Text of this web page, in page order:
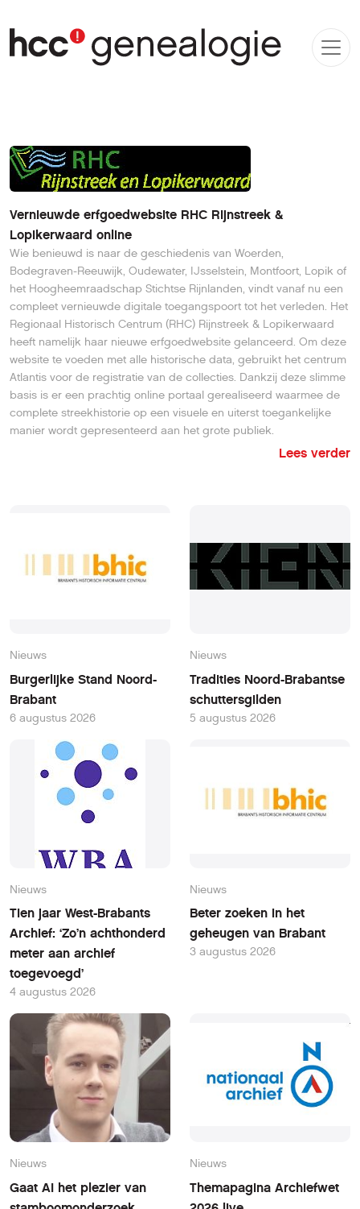
Vernieuwde erfgoedwebsite RHC Rijnstreek &
Lopikerwaard online
Wie benieuwd is naar de geschiedenis van Woerden,
Bodegraven-Reeuwijk, Oudewater, IJsselstein, Montfoort, Lopik of
het Hoogheemraadschap Stichtse Rijnlanden, vindt vanaf nu een
compleet vernieuwde digitale toegangspoort tot het verleden. Het
Regionaal Historisch Centrum (RHC) Rijnstreek & Lopikerwaard
heeft namelijk haar nieuwe erfgoedwebsite gelanceerd. Om deze
website te voeden met alle historische data, gebruikt het centrum
Atlantis voor de registratie van de collecties. Dankzij deze slimme
basis is er een prachtig online portaal gerealiseerd waarmee de
complete streekhistorie op een visuele en uiterst toegankelijke
manier wordt gepresenteerd aan het grote publiek.
Lees verder
Nieuws
Burgerlijke Stand Noord-
Brabant
6 augustus 2026
Nieuws
Tradities Noord-Brabantse
schuttersgilden
5 augustus 2026
Nieuws
Tien jaar West-Brabants
Archief: ‘Zo’n achthonderd
meter aan archief
toegevoegd’
4 augustus 2026
Nieuws
Beter zoeken in het
geheugen van Brabant
3 augustus 2026
Nieuws
Gaat AI het plezier van
Nieuws
Themapagina Archiefwet